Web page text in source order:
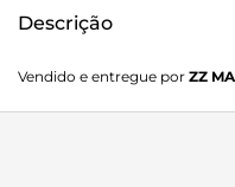
Descrição
marcante, esse modelo
se destaca como ponto
estilo, transformando o
Vendido e entregue por ZZ